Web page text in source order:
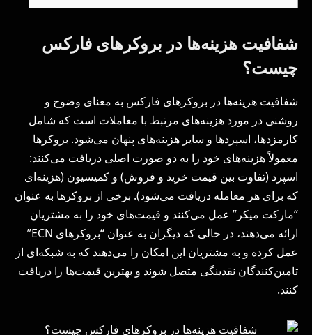
شفافیت هزینه‌ها در بروکرهای فارکس
چیست؟
شفافیت هزینه‌ها در بروکرهای فارکس به معنای وضوح و
روشنی در مورد هزینه‌های مرتبط با معاملات است که شامل
کارمزدها، اسپردها و سایر هزینه‌های پنهان می‌شود. بروکرها
معمولاً هزینه‌های خود را به دو صورت اصلی دریافت می‌کنند:
اسپرد (تفاوت بین قیمت خرید و فروش) و کمیسیون (هزینه‌ای
که برای هر معامله دریافت می‌شود). برخی از بروکرها به عنوان
“مارکت میکر” عمل می‌کنند و قیمت‌های خود را به مشتریان
ارائه می‌دهند، در حالی که دیگران به عنوان “بروکرهای ECN”
عمل کرده و به مشتریان این امکان را می‌دهند که به شبکه‌ای از
تامین‌کنندگان نقدینگی متصل شوند و بهترین قیمت‌ها را دریافت
کنند.